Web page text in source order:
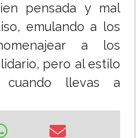
pensada y mal
emulando a los
a los
pero al estilo
cuando llevas a